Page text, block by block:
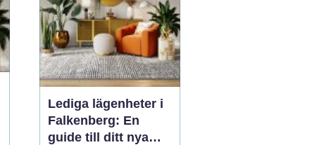
Lediga lägenheter i
Falkenberg: En
guide till ditt nya